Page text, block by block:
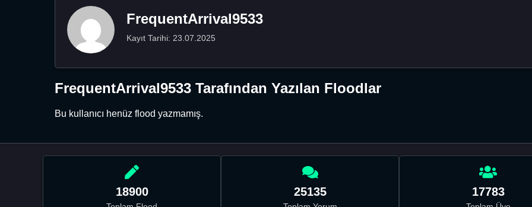
FrequentArrival9533
Kayıt Tarihi: 23.07.2025
FrequentArrival9533 Tarafından Yazılan Floodlar
Bu kullanıcı henüz flood yazmamış.
18900 25135 17783